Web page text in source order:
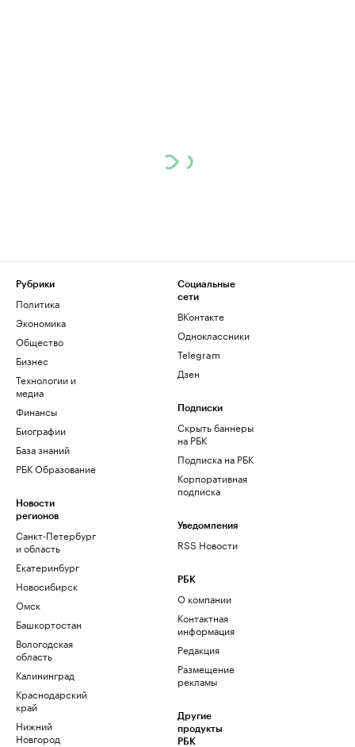
Рубрики
Политика
Экономика
Общество
Бизнес
Технологии и
медиа
Финансы
Биографии
База знаний
РБК Образование
Новости
регионов
Санкт-Петербург
и область
Екатеринбург
Новосибирск
Омск
Башкортостан
Вологодская
область
Калининград
Краснодарский
край
Нижний
Новгород
Социальные
сети
ВКонтакте
Одноклассники
Telegram
Дзен
Подписки
Скрыть баннеры
на РБК
Подписка на РБК
Корпоративная
подписка
Уведомления
RSS Новости
РБК
О компании
Контактная
информация
Редакция
Размещение
рекламы
Другие
продукты
РБК